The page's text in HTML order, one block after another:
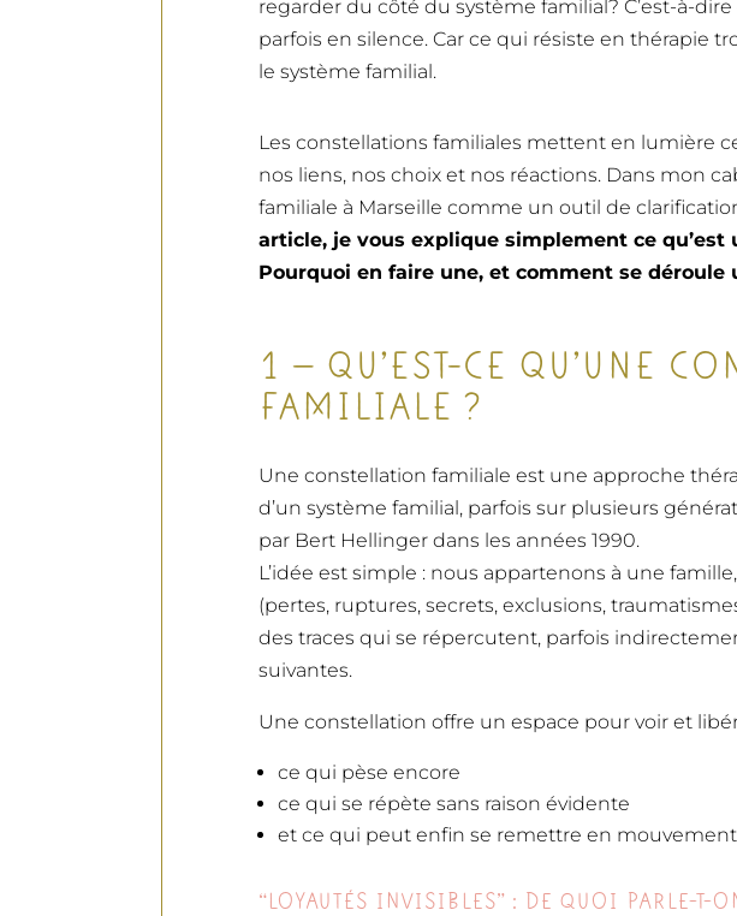
regarder du côté du système familial? C’est-à-
parfois en silence. Car ce qui résiste en thérapie
le système familial.
Les constellations familiales mettent en lumière
nos liens, nos choix et nos réactions. Dans mon
familiale à Marseille comme un outil de
article, je vous explique simplement ce
Pourquoi en faire une, et comment se déroule
1 — QU’EST-CE QU’UNE
FAMILIALE ?
Une constellation familiale est une approche
d’un système familial, parfois sur plusieurs
par Bert Hellinger dans les années 1990.
L’idée est simple : nous appartenons à une
(pertes, ruptures, secrets, exclusions,
des traces qui se répercutent, parfois
suivantes.
Une constellation offre un espace pour voir et
ce qui pèse encore
ce qui se répète sans raison évidente
et ce qui peut enfin se remettre en
“LOYAUTÉS INVISIBLES” : DE QUOI PARLE-T-